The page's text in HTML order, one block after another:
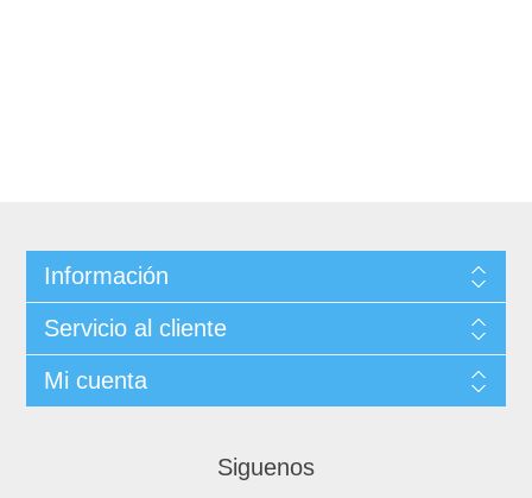
Información
Servicio al cliente
Mi cuenta
Siguenos